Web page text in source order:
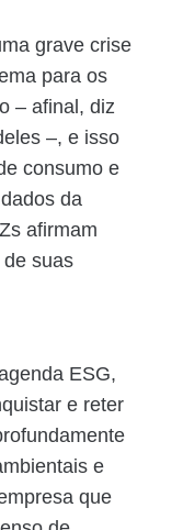
grave crise
para os
– afinal, diz
–, e isso
consumo e
da
afirmam
suas
ESG,
e reter
e
que